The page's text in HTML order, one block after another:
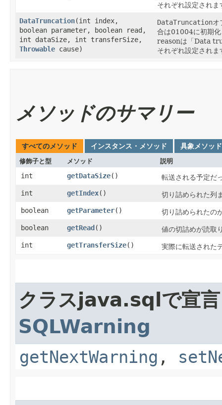
それぞれ設定されま
DataTruncation​(int index,
boolean parameter, boolean read,
int dataSize, int transferSize,
Throwable cause)
DataTruncationオ
合は01004に初期化
reasonは「Data
それぞれ設定されま
メソッドのサマリー
すべてのメソッド インスタンス・メソッド 具象メソッド
修飾子と型 メソッド 説明
int getDataSize()
転送される予定だ
int
getIndex()
切り詰められた列
boolean
getParameter()
切り詰められたの
boolean
getRead()
値の切詰めが読取
int
getTransferSize() 実際に転送された
クラスjava.sqlで宣言
SQLWarning
getNextWarning ,